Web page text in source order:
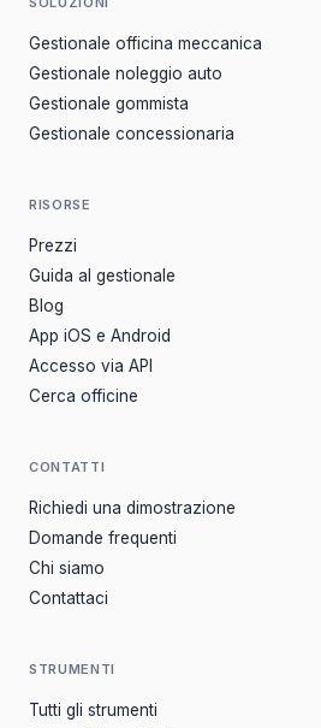
Gestionale officina meccanica
Gestionale noleggio auto
Gestionale gommista
Gestionale concessionaria
RISORSE
Prezzi
Guida al gestionale
Blog
App iOS e Android
Accesso via API
Cerca officine
CONTATTI
Richiedi una dimostrazione
Domande frequenti
Chi siamo
Contattaci
STRUMENTI
Tutti gli strumenti